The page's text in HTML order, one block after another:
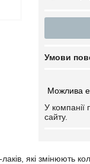
У компанії
сайту.
які змінюють